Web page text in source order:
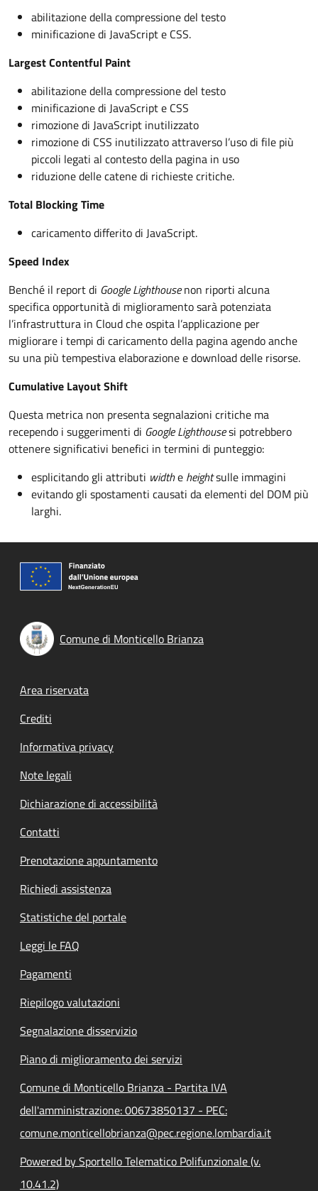
abilitazione della compressione del testo
minificazione di JavaScript e CSS.
Largest Contentful Paint
abilitazione della compressione del testo
minificazione di JavaScript e CSS
rimozione di JavaScript inutilizzato
rimozione di CSS inutilizzato attraverso l’uso di file più
piccoli legati al contesto della pagina in uso
riduzione delle catene di richieste critiche.
Total Blocking Time
caricamento differito di JavaScript.
Speed Index
Benché il report di Google Lighthousenon riporti alcuna
specifica opportunità di miglioramento sarà potenziata
l’infrastruttura in Cloud che ospita l’applicazione per
migliorare i tempi di caricamento della pagina agendo anche
su una più tempestiva elaborazione e download delle risorse.
Cumulative Layout Shift
Questa metrica non presenta segnalazioni critiche ma
recependo i suggerimenti di Google Lighthousesi potrebbero
ottenere significativi benefici in termini di punteggio:
esplicitando gli attributi widthe heightsulle immagini
evitando gli spostamenti causati da elementi del DOM più
larghi.
Comune di Monticello Brianza
Footer menu
Area riservata
Crediti
Informativa privacy
Note legali
Dichiarazione di accessibilità
Contatti
Prenotazione appuntamento
Richiedi assistenza
Statistiche del portale
Leggi le FAQ
Pagamenti
Riepilogo valutazioni
Segnalazione disservizio
Piano di miglioramento dei servizi
Comune di Monticello Brianza - Partita IVA
dell'amministrazione: 00673850137 - PEC:
comune.monticellobrianza@pec.regione.lombardia.it
Powered by Sportello Telematico Polifunzionale (v.
10.41.2)